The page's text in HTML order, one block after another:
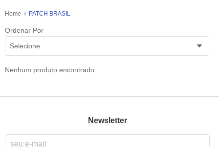
Home PATCH BRASIL
Ordenar Por
Selecione
Nenhum produto encontrado.
Newsletter